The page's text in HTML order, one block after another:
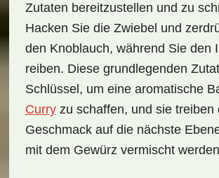
Zutaten bereitzustellen und zu
Hacken Sie die Zwiebel und
den Knoblauch, während Sie den
reiben. Diese grundlegenden
Schlüssel, um eine aromatische
Curryzu schaffen, und sie treiben
Geschmack auf die nächste
mit dem Gewürz vermischt